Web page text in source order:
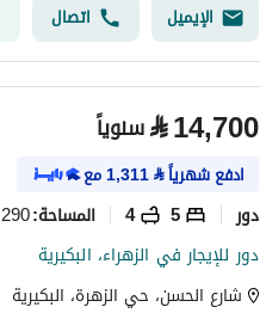
الإيميل اتصال
⃁14,700 سنوياً
ادفع شهرياً⃁
1,311مع
دور 5
4 المساحة:290 م2
دور للإيجار في الزهراء، البكيرية
شارع الحسن، حي الزهرة، البكيرية